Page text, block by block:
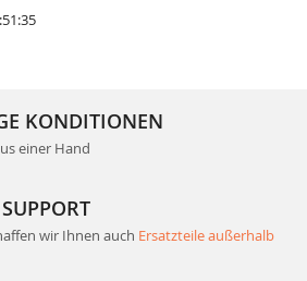
KONDITIONEN
einer Hand
wir Ihnen auch Ersatzteile außerhalb